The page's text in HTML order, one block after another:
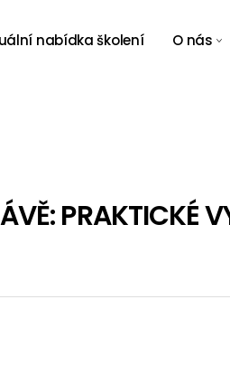
nabídka školení O nás
PRAKTICKÉ